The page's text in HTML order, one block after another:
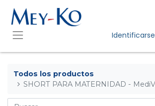
Identificarse
Todos los productos
SHORT PARA MATERNIDAD -